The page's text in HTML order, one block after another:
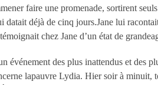
faire une promenade, sortirent
déjà de cinq jours.Jane lui
chez Jane d’un état de
événement des plus inattendus et des
lapauvre Lydia. Hier soir à